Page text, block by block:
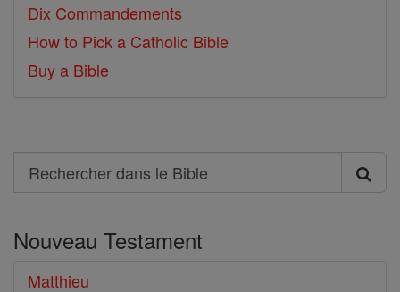
Dix Commandements
How to Pick a Catholic Bible
Buy a Bible
Search
Rechercher
le
Bible
Nouveau Testament
Matthieu